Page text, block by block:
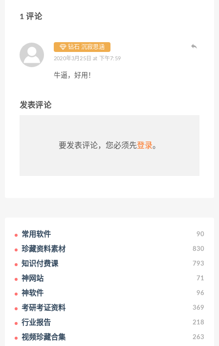
1 评论
钻石 沉寂思涵
2020年3月25日 at 下午7:59
牛逼，好用！
发表评论
要发表评论，您必须先登录。
常用软件 90
珍藏资料素材 830
知识付费课 793
神网站 71
神软件 96
考研考证资料 369
行业报告 218
视频珍藏合集 263